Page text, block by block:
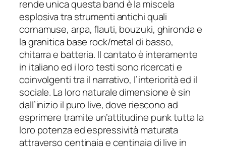
rende unica questa band è la miscela
esplosiva tra strumenti antichi quali
cornamuse, arpa, flauti, bouzuki, ghironda e
la granitica base rock/metal di basso,
chitarra e batteria. Il cantato è interamente
in italiano ed i loro testi sono ricercati e
coinvolgenti tra il narrativo, l’interiorità ed il
sociale. La loro naturale dimensione è sin
dall’inizio il puro live, dove riescono ad
esprimere tramite un’attitudine punk tutta la
loro potenza ed espressività maturata
attraverso centinaia e centinaia di live in